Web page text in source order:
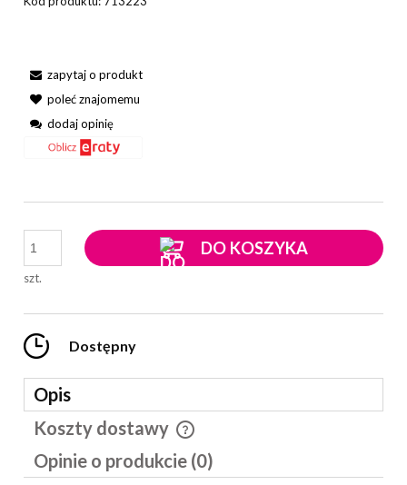
zapytaj o produkt
poleć znajomemu
dodaj opinię
szt.
DO KOSZYKA
Dostępny
Opis
Koszty dostawy
Cena nie zawiera ewentualnych kosztów płatności
Opinie o produkcie (0)